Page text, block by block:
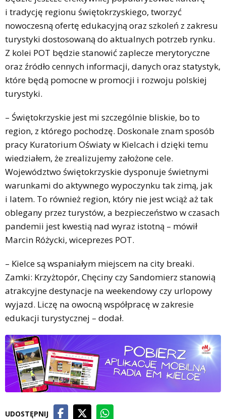
i tradycję regionu świętokrzyskiego, tworzyć
nowoczesną ofertę edukacyjną oraz szkoleń z zakresu
turystyki dostosowaną do aktualnych potrzeb rynku.
Z kolei POT będzie stanowić zaplecze merytoryczne
oraz źródło cennych informacji, danych oraz statystyk,
które będą pomocne w promocji i rozwoju polskiej
turystyki.
– Świętokrzyskie jest mi szczególnie bliskie, bo to
region, z którego pochodzę. Doskonale znam sposób
pracy Kuratorium Oświaty w Kielcach i dzięki temu
wiedziałem, że zrealizujemy założone cele.
Województwo świętokrzyskie dysponuje świetnymi
warunkami do aktywnego wypoczynku tak zimą, jak
i latem. To również region, który nie jest wciąż aż tak
oblegany przez turystów, a bezpieczeństwo w czasach
pandemii jest kwestią nad wyraz istotną – mówił
Marcin Różycki, wiceprezes POT.
– Kielce są wspaniałym miejscem na city breaki.
Zamki: Krzyżtopór, Chęciny czy Sandomierz stanowią
atrakcyjne destynacje na weekendowy czy urlopowy
wyjazd. Liczę na owocną współpracę w zakresie
edukacji turystycznej – dodał.
UDOSTĘPNIJ